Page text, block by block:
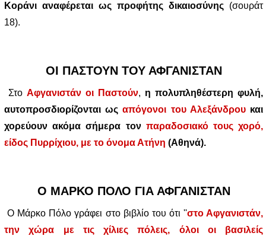
Κοράνι αναφέρεται ως προφήτης δικαιοσύνης (σουράτ
18).
ΟΙ ΠΑΣΤΟΥΝ ΤΟΥ ΑΦΓΑΝΙΣΤΑΝ
Στο Αφγανιστάν οι Παστούν, η πολυπληθέστερη φυλή,
αυτοπροσδιορίζονται ωςαπόγονοι του Αλεξάνδρουκαι
χορεύουν ακόμα σήμερα τον παραδοσιακό τους χορό,
είδος Πυρρίχιου, με το όνομα Ατήνη (Αθηνά).
Ο ΜΑΡΚΟ ΠΟΛΟ ΓΙΑ ΑΦΓΑΝΙΣΤΑΝ
Ο Μάρκο Πόλο γράφει στο βιβλίο του ότι ''στο Αφγανιστάν,
την χώρα με τις χίλιες πόλεις, όλοι οι βασιλείς